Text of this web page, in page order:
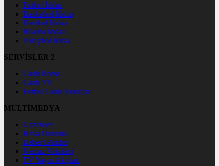
Futbol İddaa
Basketbol İddaa
Hentbol İddaa
Bilardo İddaa
Voleybol İddaa
SERVİSLER 2
Canlı Borsa
Canlı TV
Futbol Canlı Sonuçlar
MULTİMEDYA
Gazeteler
Hava Durumu
Haber Gönder
Namaz Vakitleri
TV Yayın Akışları